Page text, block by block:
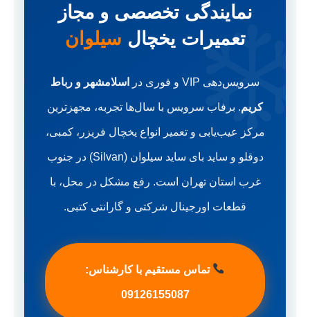
نمایندگی تخصصی و مجاز
تعمیرات یخچال سیلوان
سرویس‌دهی VIP و فوری در
اسلامشهر و رباط
کریم. برفاب سرویس با سال‌ها تجربه، مجهزترین
مرکز عیب‌یابی و تعمیر انواع یخچال فریزر، کمبی،
دوقلو و ساید بای ساید سیلوان (Silvan) در جنوب
غرب استان تهران است. رفع مشکل در محل، با
قطعات اورجینال شرکتی و گارانتی کتبی.
تماس مستقیم با کارشناس:
09126155087